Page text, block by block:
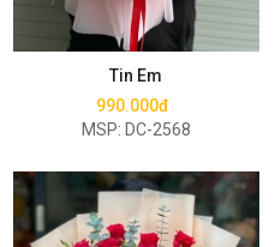
Tin Em
990.000đ
MSP: DC-2568
Mua ngay